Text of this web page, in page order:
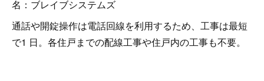
名：ブレイブシステムズ
通話や開錠操作は電話回線を利用するため、工事は最短
で1 日。各住戸までの配線工事や住戸内の工事も不要。